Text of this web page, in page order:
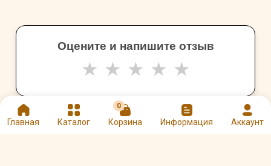
Главная Каталог
0
Корзина Информация Аккаунт
Оцените и напишите отзыв
★ ★ ★ ★ ★